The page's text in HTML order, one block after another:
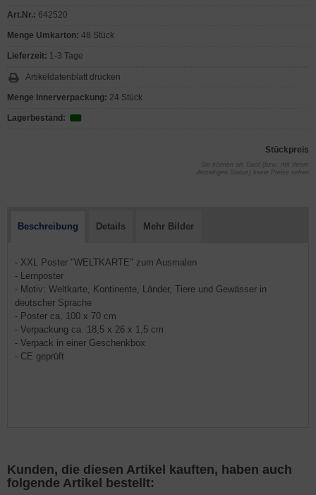
Art.Nr.: 642520
Menge Umkarton: 48 Stück
Lieferzeit: 1-3 Tage
Artikeldatenblatt drucken
Menge Innerverpackung: 24 Stück
Lagerbestand:
Stückpreis
Sie können als Gast (bzw. mit Ihrem
derzeitigen Status) keine Preise sehen
Beschreibung Details Mehr Bilder
- XXL Poster "WELTKARTE" zum Ausmalen
- Lernposter
- Motiv: Weltkarte, Kontinente, Länder, Tiere und Gewässer in
deutscher Sprache
- Poster ca, 100 x 70 cm
- Verpackung ca. 18,5 x 26 x 1,5 cm
- Verpack in einer Geschenkbox
- CE geprüft
Kunden, die diesen Artikel kauften, haben auch
folgende Artikel bestellt: